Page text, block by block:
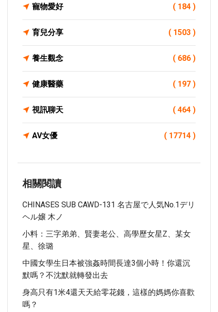
寵物愛好 ( 184 )
育兒分享 ( 1503 )
養生觀念 ( 686 )
健康醫藥 ( 197 )
視訊聊天 ( 464 )
AV女優 ( 17714 )
相關閱讀
CHINASES SUB CAWD-131 名古屋で人気No.1デリ
ヘル嬢 木ノ
小料：三字弟弟、賢妻老公、高學歷女星Z、某女
星、徐璐
中國女學生日本被強姦時間長達3個小時！你還沉
默嗎？不沈默就轉發出去
身高只有1米4還天天給零花錢，這樣的媽媽你喜歡
嗎？